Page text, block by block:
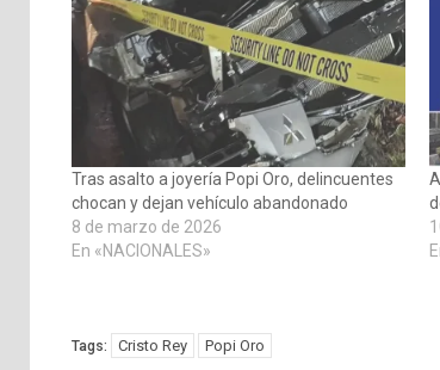
Tras asalto a joyería Popi Oro, delincuentes
chocan y dejan vehículo abandonado
8 de marzo de 2026
En «NACIONALES»
Tags: Cristo Rey Popi Oro